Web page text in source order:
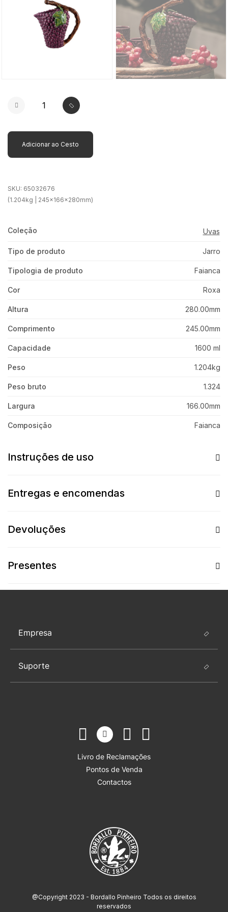
Adicionar ao Cesto
SKU: 65032676
(1.204kg | 245x166x280mm)
Coleção Uvas
Tipo de produto Jarro
Tipologia de produto Faianca
Cor Roxa
Altura 280.00mm
Comprimento 245.00mm
Capacidade 1600 ml
Peso 1.204kg
Peso bruto 1.324
Largura 166.00mm
Composição Faianca
Instruções de uso
Entregas e encomendas
Devoluções
Presentes
Empresa
Suporte
Livro de Reclamações
Pontos de Venda
Contactos
@Copyright 2023 - Bordallo Pinheiro Todos os direitos
reservados